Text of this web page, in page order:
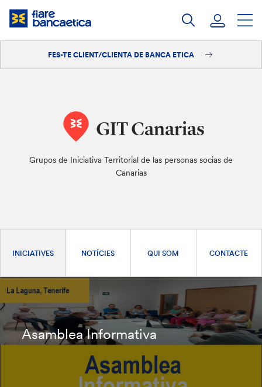
Salta
Iniciar sessióFES-TE CLIENT/CLIENTA DE BANCA ETICA
GIT Canarias
Grupos de Iniciativa Territorial de las personas socias de
Canarias
INICIATIVES NOTÍCIES QUI SOM CONTACTE
Asamblea Informativa